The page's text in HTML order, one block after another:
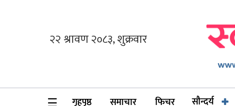
गृहपृष्ठ समाचार फिचर सौन्दर्य